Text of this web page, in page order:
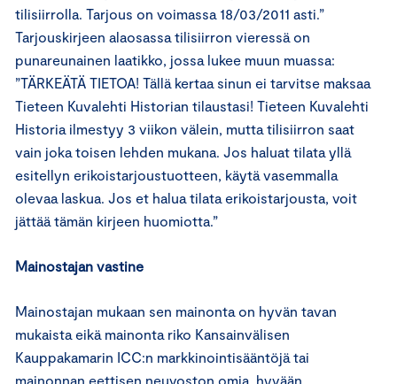
tilisiirrolla. Tarjous on voimassa 18/03/2011 asti.”
Tarjouskirjeen alaosassa tilisiirron vieressä on
punareunainen laatikko, jossa lukee muun muassa:
”TÄRKEÄTÄ TIETOA! Tällä kertaa sinun ei tarvitse maksaa
Tieteen Kuvalehti Historian tilaustasi! Tieteen Kuvalehti
Historia ilmestyy 3 viikon välein, mutta tilisiirron saat
vain joka toisen lehden mukana. Jos haluat tilata yllä
esitellyn erikoistarjoustuotteen, käytä vasemmalla
olevaa laskua. Jos et halua tilata erikoistarjousta, voit
jättää tämän kirjeen huomiotta.”
Mainostajan vastine
Mainostajan mukaan sen mainonta on hyvän tavan
mukaista eikä mainonta riko Kansainvälisen
Kauppakamarin ICC:n markkinointisääntöjä tai
mainonnan eettisen neuvoston omia, hyvään